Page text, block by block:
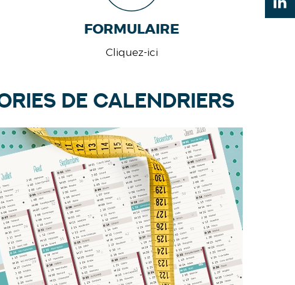
FORMULAIRE
Cliquez-ici
DE CALENDRIERS